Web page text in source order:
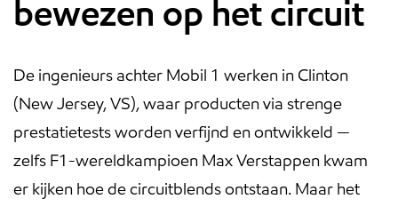
bewezen op het circuit
De ingenieurs achter Mobil 1 werken in Clinton
(New Jersey, VS), waar producten via strenge
prestatietests worden verfijnd en ontwikkeld —
zelfs F1-wereldkampioen Max Verstappen kwam
er kijken hoe de circuitblends ontstaan. Maar het